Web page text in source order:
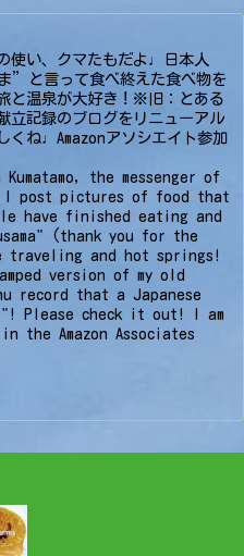
使い、クマたもだよ♩日本人
”と言って食べ終えた食べ物を
と温泉が大好き！※旧：とある
立記録のブログをリニューアル
くね♩Amazonアソシエイト参加
the messenger of
I post pictures of food that
have finished eating and
(thank you for the
traveling and hot springs!
version of my old
record that a Japanese
Please check it out! I am
the Amazon Associates